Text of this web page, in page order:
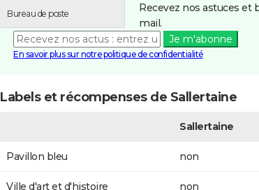
Bureau de poste
Recevez nos astuces et
mail.
Je m'abonne
En savoir plus sur notre politique de confidentialité
Labels et récompenses de Sallertaine
Sallertaine
Pavillon bleu non
Ville d'art et d'histoire non